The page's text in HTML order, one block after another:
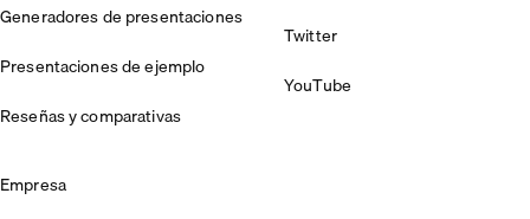
Generadores de presentaciones
Presentaciones de ejemplo
Reseñas y comparativas
Twitter
YouTube
Empresa